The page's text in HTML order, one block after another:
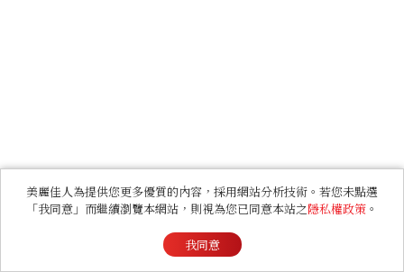
美麗佳人為提供您更多優質的內容，採用網站分析技術。若您未點選
「我同意」而繼續瀏覽本網站，則視為您已同意本站之隱私權政策 。
我同意